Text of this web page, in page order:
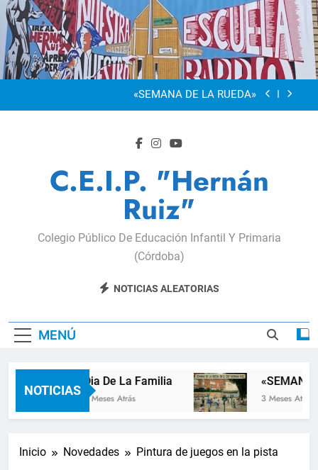
Saltar
al
contenido
“Visibles Sí”
Dia De La Familia
«SEMANA DE LA RUEDA»
Dia De La Familia
«SEMANA DE LA RUEDA»
Apadrinamiento Lector 2026
C.E.I.P. "Hernán
Ruiz"
Colegio Público De Educación Infantil Y Primaria
(Córdoba)
NOTICIAS ALEATORIAS
MENÚ
NOTICIAS
Dia De La Familia
2 Meses Atrás
«SEMANA
3 Meses Atrás
Inicio Novedades Pintura de juegos en la pista